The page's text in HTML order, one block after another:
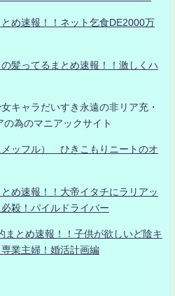
め速報！！ネット乞食DE2000万
髪ってるまとめ速報！！激しくハ
キャラだいすき永遠の非リア充・
為のマニアックサイト
メッフル） ひきこもりニートのオ
め速報！！大帝イタチにラリアッ
殺！パイルドライバー
まとめ速報！！子供が欲しいど陰キ
業主婦！婚活計画編